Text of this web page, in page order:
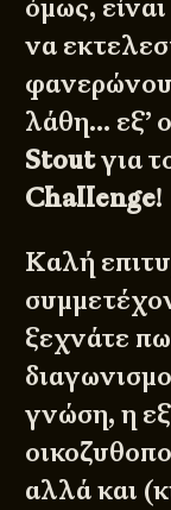
όμως,
να
λάθη… εξ’
Stoutγια
Challenge!
Καλή
ξεχνάτε
γνώση, η
αλλά και